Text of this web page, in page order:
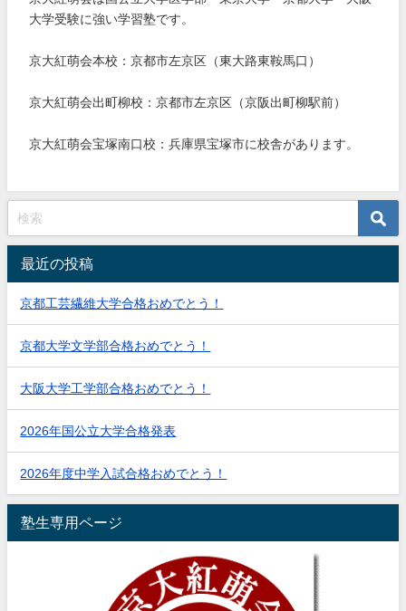
大学受験に強い学習塾です。
京大紅萌会本校：京都市左京区（東大路東鞍馬口）
京大紅萌会出町柳校：京都市左京区（京阪出町柳駅前）
京大紅萌会宝塚南口校：兵庫県宝塚市に校舎があります。
最近の投稿
京都工芸繊維大学合格おめでとう！
京都大学文学部合格おめでとう！
大阪大学工学部合格おめでとう！
2026年国公立大学合格発表
2026年度中学入試合格おめでとう！
塾生専用ページ